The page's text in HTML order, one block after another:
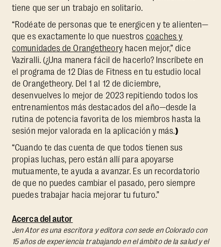
tiene que ser un trabajo en solitario.
“Rodéate de personas que te energicen y te alienten—
que es exactamente lo que nuestros coaches y
comunidades de Orangetheoryhacen mejor,” dice
Vaziralli. (¿Una manera fácil de hacerlo? Inscríbete en
el programa de 12 Días de Fitness en tu estudio local
de Orangetheory. Del 1 al 12 de diciembre,
desenvuelves lo mejor de 2023 repitiendo todos los
entrenamientos más destacados del año—desde la
rutina de potencia favorita de los miembros hasta la
sesión mejor valorada en la aplicación y más.)
“Cuando te das cuenta de que todos tienen sus
propias luchas, pero están allí para apoyarse
mutuamente, te ayuda a avanzar. Es un recordatorio
de que no puedes cambiar el pasado, pero siempre
puedes trabajar hacia mejorar tu futuro.”
Acerca del autor
Jen Ator es una escritora y editora con sede en Colorado con
15 años de experiencia trabajando en el ámbito de la salud y el